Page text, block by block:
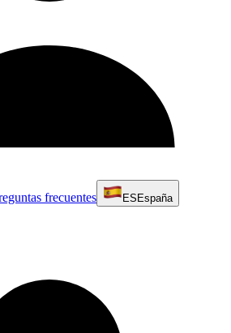
frecuentes ES España